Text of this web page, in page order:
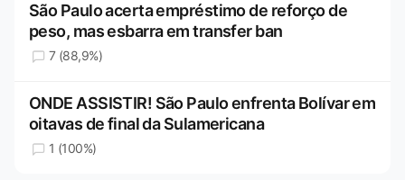
São Paulo acerta empréstimo de reforço de
peso, mas esbarra em transfer ban
7 (88,9%)
ONDE ASSISTIR! São Paulo enfrenta Bolívar em
oitavas de final da Sulamericana
1 (100%)